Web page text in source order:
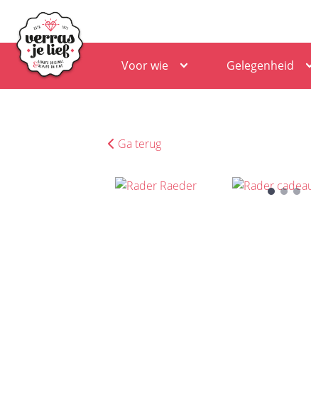
Voor wie Gelegenheid
Ga terug